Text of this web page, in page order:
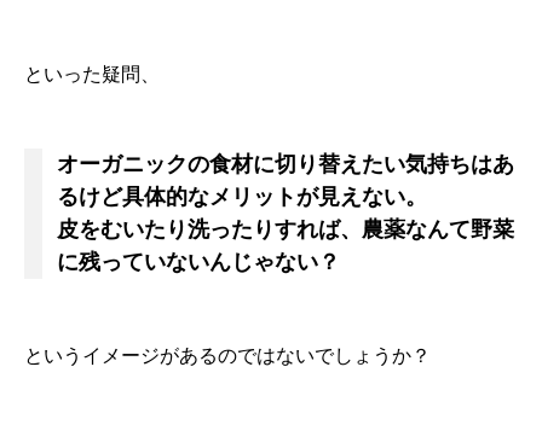
といった疑問、
オーガニックの食材に切り替えたい気持ちはあ
るけど具体的なメリットが見えない。
皮をむいたり洗ったりすれば、農薬なんて野菜
に残っていないんじゃない？
というイメージがあるのではないでしょうか？